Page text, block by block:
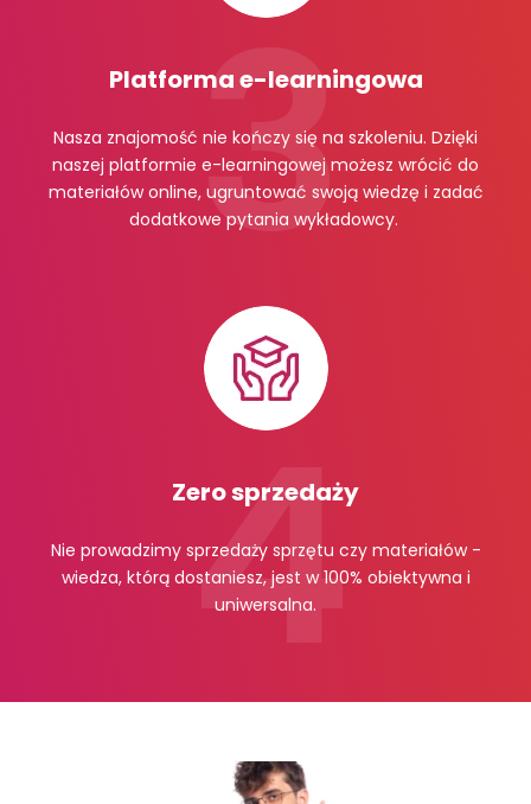
Platforma e-learningowa
Nasza znajomość nie kończy się na szkoleniu. Dzięki
naszej platformie e-learningowej możesz wrócić do
materiałów online, ugruntować swoją wiedzę i zadać
dodatkowe pytania wykładowcy.
Zero sprzedaży
Nie prowadzimy sprzedaży sprzętu czy materiałów -
wiedza, którą dostaniesz, jest w 100% obiektywna i
uniwersalna.